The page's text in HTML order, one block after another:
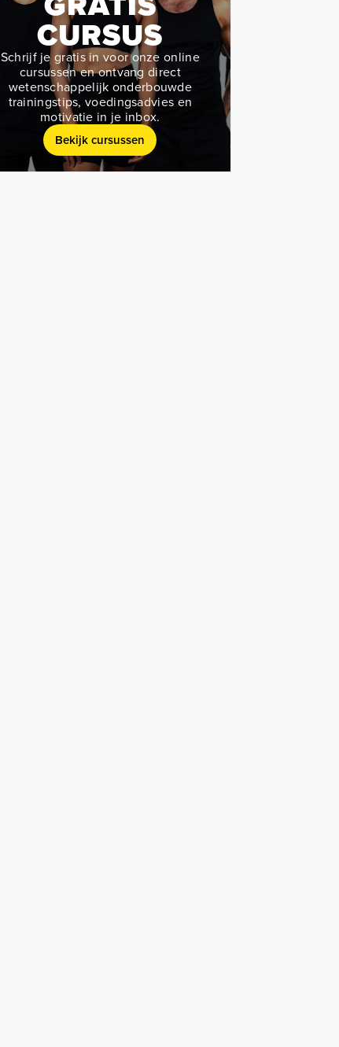
CURSUS
Schrijf je gratis in voor onze online
cursussen en ontvang direct
wetenschappelijk onderbouwde
trainingstips, voedingsadvies en
motivatie in je inbox.
Bekijk cursussen